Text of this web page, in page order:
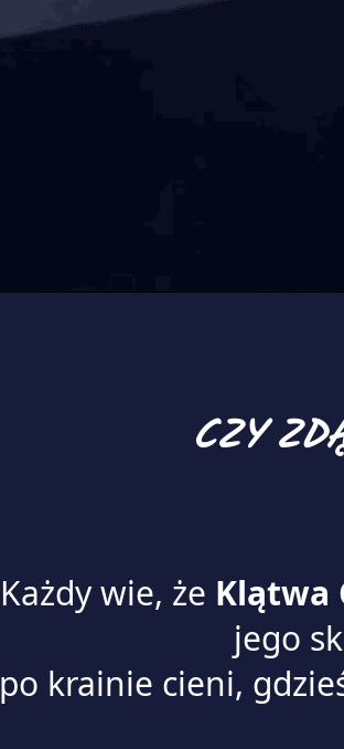
CZY
Każdy wie, że Klątwa
jego
po krainie cieni,